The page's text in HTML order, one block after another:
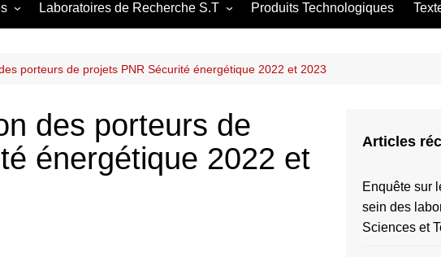
Appels antérieurs
Procédures des PNR
scientifiques
Laboratoires de Recherche S.T
laboratoires
Produits Technologiques
porteurs de projets PNR Sécurité énergétique 2022 et 2023
des porteurs de
énergétique 2022 et
Articles
Enquête sur
sein des
Sciences et